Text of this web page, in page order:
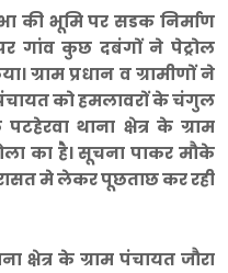
की भूमि पर सडक निर्माण
गांव कुछ दबंगों ने पेट्रोल
ग्राम प्रधान व ग्रामीणों ने
को हमलावरों के चंगुल
थाना क्षेत्र के ग्राम
का है। सूचना पाकर मौके
मे लेकर पूछताछ कर रही
क्षेत्र के ग्राम पंचायत जौरा